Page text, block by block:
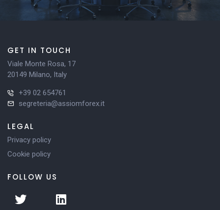
GET IN TOUCH
Viale Monte Rosa, 17
20149 Milano, Italy
+39 02 654761
segreteria@assiomforex.it
LEGAL
Privacy policy
Cookie policy
FOLLOW US